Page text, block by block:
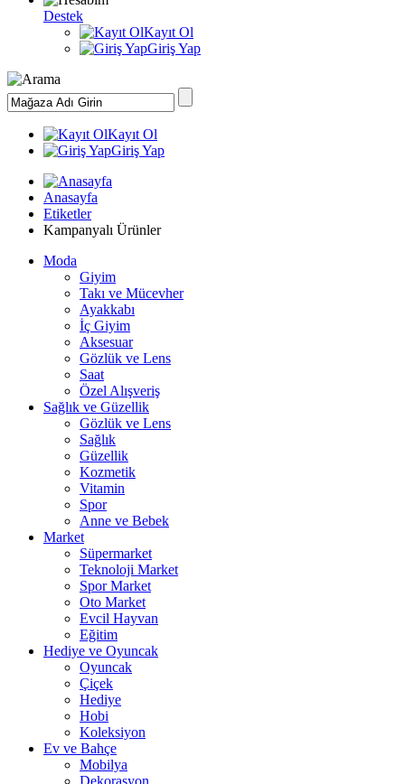
Destek
Kayıt Ol
Giriş Yap
Kayıt Ol
Giriş Yap
Anasayfa
Etiketler
Kampanyalı Ürünler
Moda
Giyim
Takı ve Mücevher
Ayakkabı
İç Giyim
Aksesuar
Gözlük ve Lens
Saat
Özel Alışveriş
Sağlık ve Güzellik
Gözlük ve Lens
Sağlık
Güzellik
Kozmetik
Vitamin
Spor
Anne ve Bebek
Market
Süpermarket
Teknoloji Market
Spor Market
Oto Market
Evcil Hayvan
Eğitim
Hediye ve Oyuncak
Oyuncak
Çiçek
Hediye
Hobi
Koleksiyon
Ev ve Bahçe
Mobilya
Dekorasyon